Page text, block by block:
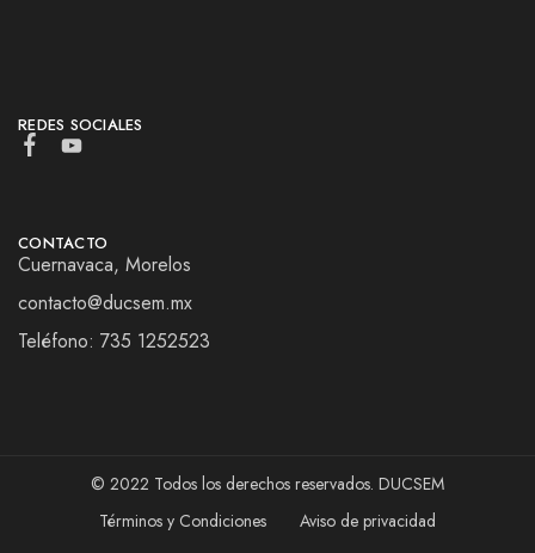
REDES SOCIALES
CONTACTO
Cuernavaca, Morelos
contacto@ducsem.mx
Teléfono: 735 1252523
© 2022 Todos los derechos reservados. DUCSEM
Términos y Condiciones
Aviso de privacidad